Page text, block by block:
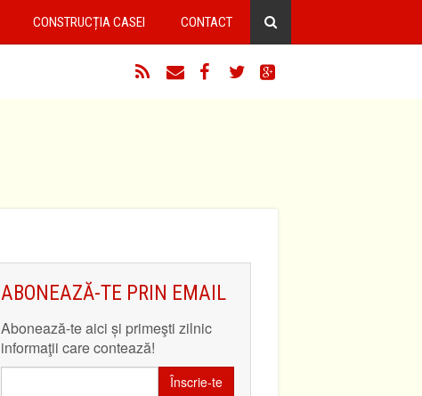
CONSTRUCȚIA CASEI CONTACT
ABONEAZĂ-TE PRIN EMAIL
Abonează-te aici și primeşti zilnic
informaţii care contează!
Înscrie-te